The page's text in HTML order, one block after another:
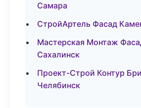
Самара
СтройАртель Фасад
Мастерская Монтаж
Сахалинск
Проект-Строй Контур
Челябинск